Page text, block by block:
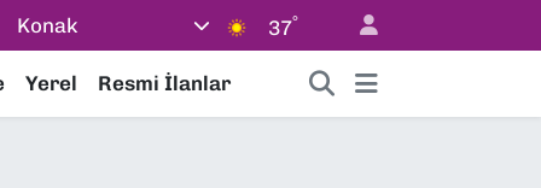
Konak 37°
Yerel Resmi İlanlar